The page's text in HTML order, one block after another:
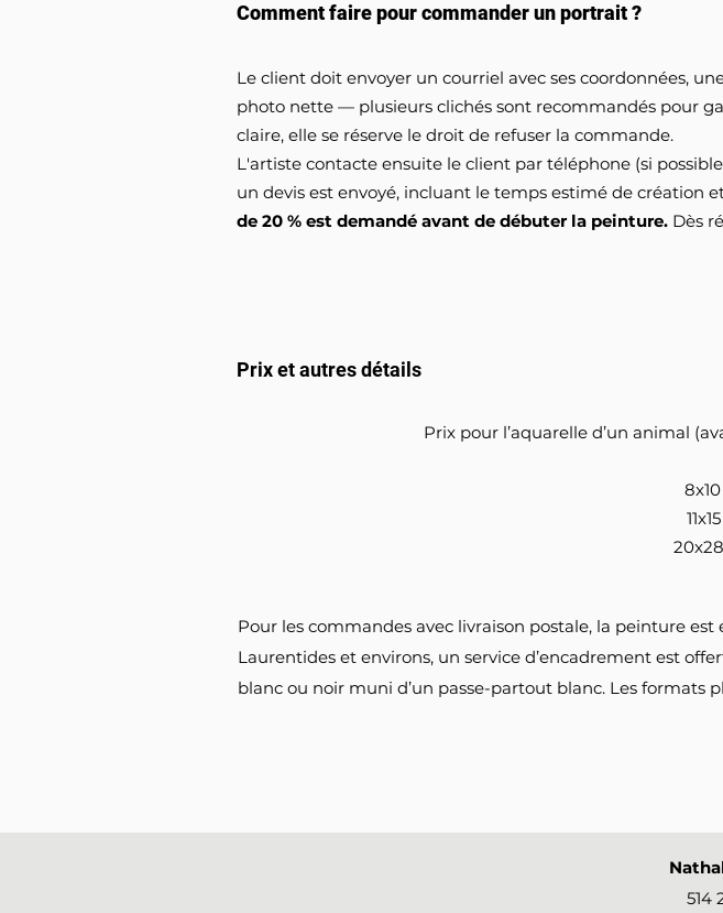
Comment faire pour commander un portrait ?
Le client doit envoyer un courriel avec ses coordonnées,
photo nette — plusieurs clichés sont recommandés pour
claire, elle se réserve le droit de refuser la commande.
L'artiste contacte ensuite le client par téléphone (si
un devis est envoyé, incluant le temps estimé de création
de 20 % est demandé avant de débuter la peinture. Dès
Prix et autres détails
Prix pour l’aquarelle d’un animal
Pour les commandes avec livraison postale, la peinture
Laurentides et environs, un service d’encadrement est
blanc ou noir muni d’un passe-partout blanc. Les formats
514